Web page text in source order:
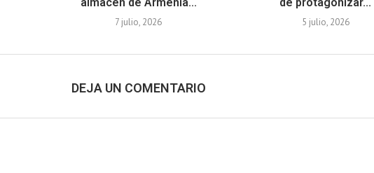
7 julio, 2026 5 julio, 2026
DEJA UN COMENTARIO